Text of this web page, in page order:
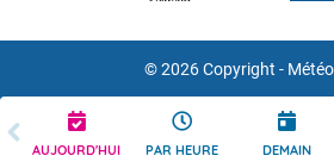
AUJOURD'HUI PAR HEURE DEMAIN
© 2026 Copyright -